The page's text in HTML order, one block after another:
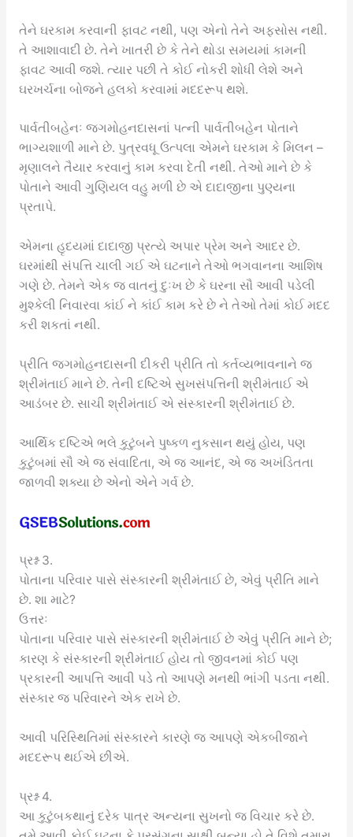
તેને ઘરકામ કરવાની ફાવટ નથી, પણ એનો તેને અફસોસ નથી.
તે આશાવાદી છે. તેને ખાતરી છે કે તેને થોડા સમયમાં કામની
ફાવટ આવી જશે. ત્યાર પછી તે કોઈ નોકરી શોધી લેશે અને
ઘરખર્ચના બોજને હલકો કરવામાં મદદરૂપ થશે.
પાર્વતીબહેનઃ જગમોહનદાસનાં પત્ની પાર્વતીબહેન પોતાને
ભાગ્યશાળી માને છે. પુત્રવધૂ ઉત્પલા એમને ઘરકામ કે મિલન –
મૃણાલને તૈયાર કરવાનું કામ કરવા દેતી નથી. તેઓ માને છે કે
પોતાને આવી ગુણિયલ વહુ મળી છે એ દાદાજીના પુણ્યના
પ્રતાપે.
એમના હૃદયમાં દાદાજી પ્રત્યે અપાર પ્રેમ અને આદર છે.
ઘરમાંથી સંપત્તિ ચાલી ગઈ એ ઘટનાને તેઓ ભગવાનના આશિષ
ગણે છે. તેમને એક જ વાતનું દુઃખ છે કે ઘરના સૌ આવી પડેલી
મુશ્કેલી નિવારવા કાંઈ ને કાંઈ કામ કરે છે ને તેઓ તેમાં કોઈ મદદ
કરી શકતાં નથી.
પ્રીતિ જગમોહનદાસની દીકરી પ્રીતિ તો કર્તવ્યભાવનાને જ
શ્રીમંતાઈ માને છે. તેની દષ્ટિએ સુખસંપત્તિની શ્રીમંતાઈ એ
આડંબર છે. સાચી શ્રીમંતાઈ એ સંસ્કારની શ્રીમંતાઈ છે.
આર્થિક દષ્ટિએ ભલે કુટુંબને પુષ્કળ નુકસાન થયું હોય, પણ
કુટુંબમાં સૌ એ જ સંવાદિતા, એ જ આનંદ, એ જ અખંડિતતા
જાળવી શક્યા છે એનો એને ગર્વ છે.
પ્રશ્ન 3.
પોતાના પરિવાર પાસે સંસ્કારની શ્રીમંતાઈ છે, એવું પ્રીતિ માને
છે. શા માટે?
ઉત્તરઃ
પોતાના પરિવાર પાસે સંસ્કારની શ્રીમંતાઈ છે એવું પ્રીતિ માને છે;
કારણ કે સંસ્કારની શ્રીમંતાઈ હોય તો જીવનમાં કોઈ પણ
પ્રકારની આપત્તિ આવી પડે તો આપણે મનથી ભાંગી પડતા નથી.
સંસ્કાર જ પરિવારને એક રાખે છે.
આવી પરિસ્થિતિમાં સંસ્કારને કારણે જ આપણે એકબીજાને
મદદરૂપ થઈએ છીએ.
પ્રશ્ન 4.
આ કુટુંબકથાનું દરેક પાત્ર અન્યના સુખનો જ વિચાર કરે છે.